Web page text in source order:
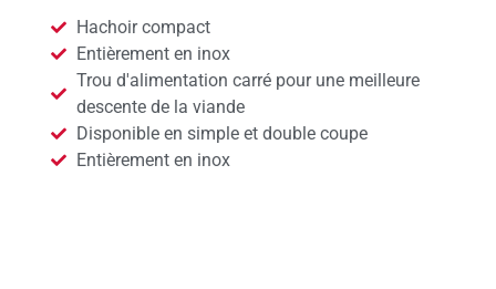
Hachoir compact
Entièrement en inox
Trou d'alimentation carré pour une meilleure
descente de la viande
Disponible en simple et double coupe
Entièrement en inox